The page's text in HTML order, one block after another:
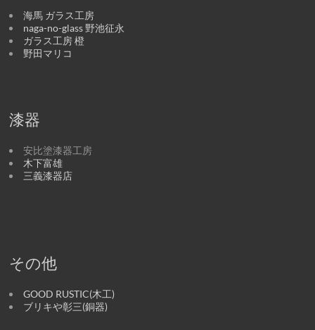
海馬 ガラス工房
naga-no-glass 野池征永
ガラス工房 橙
野田マリコ
漆器
安比塗漆器工房
木下富雄
三義漆器店
その他
GOOD RUSTIC(木工)
ブリキや彰三(銅器)